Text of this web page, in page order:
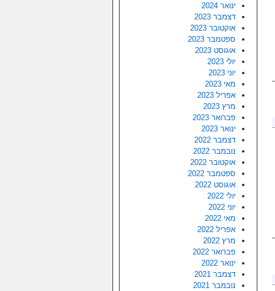
ינואר 2024
דצמבר 2023
אוקטובר 2023
ספטמבר 2023
אוגוסט 2023
יולי 2023
יוני 2023
מאי 2023
אפריל 2023
מרץ 2023
פברואר 2023
ינואר 2023
דצמבר 2022
נובמבר 2022
אוקטובר 2022
ספטמבר 2022
אוגוסט 2022
יולי 2022
יוני 2022
מאי 2022
אפריל 2022
מרץ 2022
פברואר 2022
ינואר 2022
דצמבר 2021
נובמבר 2021